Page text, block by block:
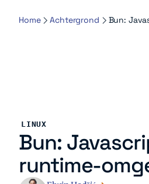
Home Achtergrond Bun:
LINUX
Bun:
runtime-